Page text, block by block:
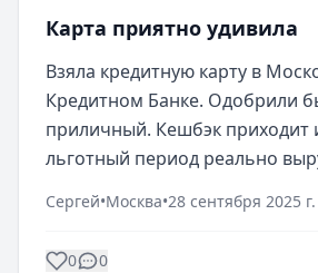
Карта приятно удивила
Взяла кредитную карту в
Кредитном Банке. Одобрили
приличный. Кешбэк приходит
льготный период реально
Сергей•Москва•28 сентября 2025 г.
0 0